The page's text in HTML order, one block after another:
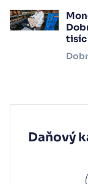
tisíc
Daňový